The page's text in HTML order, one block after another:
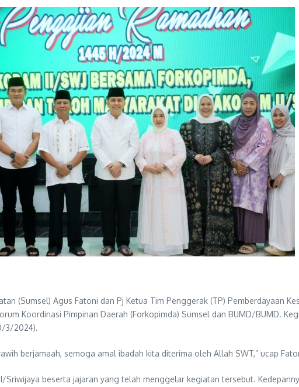
(Sumsel) Agus Fatoni dan Pj Ketua Tim Penggerak (TP) Pemberdayaan
Koordinasi Pimpinan Daerah (Forkopimda) Sumsel dan BUMD/BUMD.
3/2024).
berjamaah, semoga amal ibadah kita diterima oleh Allah SWT,” ucap
Sriwijaya beserta jajaran yang telah menggelar kegiatan tersebut.